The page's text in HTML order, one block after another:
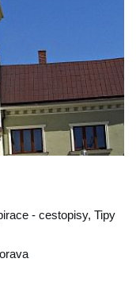
- cestopisy, Tipy